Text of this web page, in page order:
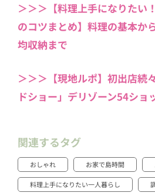
＞＞＞【料理上手になりたい
のコツまとめ】料理の基本か
均収納まで
＞＞＞【現地ルポ】初出店続
ドショー」デリゾーン54ショ
関連するタグ
おしゃれ お家で島時間
料理上手になりたい一人暮らし